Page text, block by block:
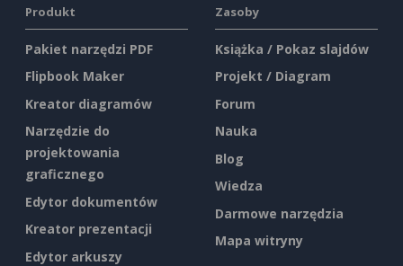
Produkt
Pakiet narzędzi PDF
Flipbook Maker
Kreator diagramów
Narzędzie do
projektowania
graficznego
Edytor dokumentów
Kreator prezentacji
Edytor arkuszy
Zasoby
Książka / Pokaz slajdów
Projekt / Diagram
Forum
Nauka
Blog
Wiedza
Darmowe narzędzia
Mapa witryny